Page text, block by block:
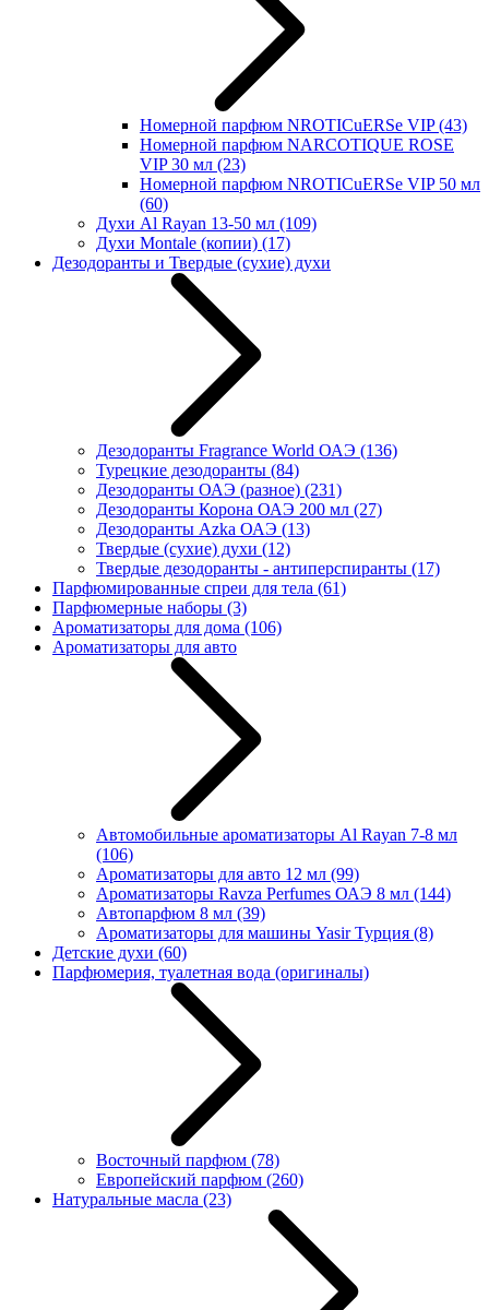
Номерной парфюм NROTICuERSe VIP(43)
Номерной парфюм NARCOTIQUE ROSE
VIP 30 мл (23)
Номерной парфюм NROTICuERSe VIP 50 мл
(60)
Духи Al Rayan 13-50 мл (109)
Духи Montale (копии) (17)
Дезодоранты и Твердые (сухие) духи
Дезодоранты Fragrance World ОАЭ (136)
Турецкие дезодоранты (84)
Дезодоранты ОАЭ (разное) (231)
Дезодоранты Корона ОАЭ 200 мл (27)
Дезодоранты Azka ОАЭ (13)
Твердые (сухие) духи (12)
Твердые дезодоранты - антиперспиранты (17)
Парфюмированные спреи для тела (61)
Парфюмерные наборы (3)
Ароматизаторы для дома (106)
Ароматизаторы для авто
Автомобильные ароматизаторы Al Rayan 7-8 мл
(106)
Ароматизаторы для авто 12 мл (99)
Ароматизаторы Ravza Perfumes ОАЭ 8 мл (144)
Автопарфюм 8 мл (39)
Ароматизаторы для машины Yasir Турция (8)
Детские духи (60)
Парфюмерия, туалетная вода (оригиналы)
Восточный парфюм (78)
Европейский парфюм (260)
Натуральные масла (23)